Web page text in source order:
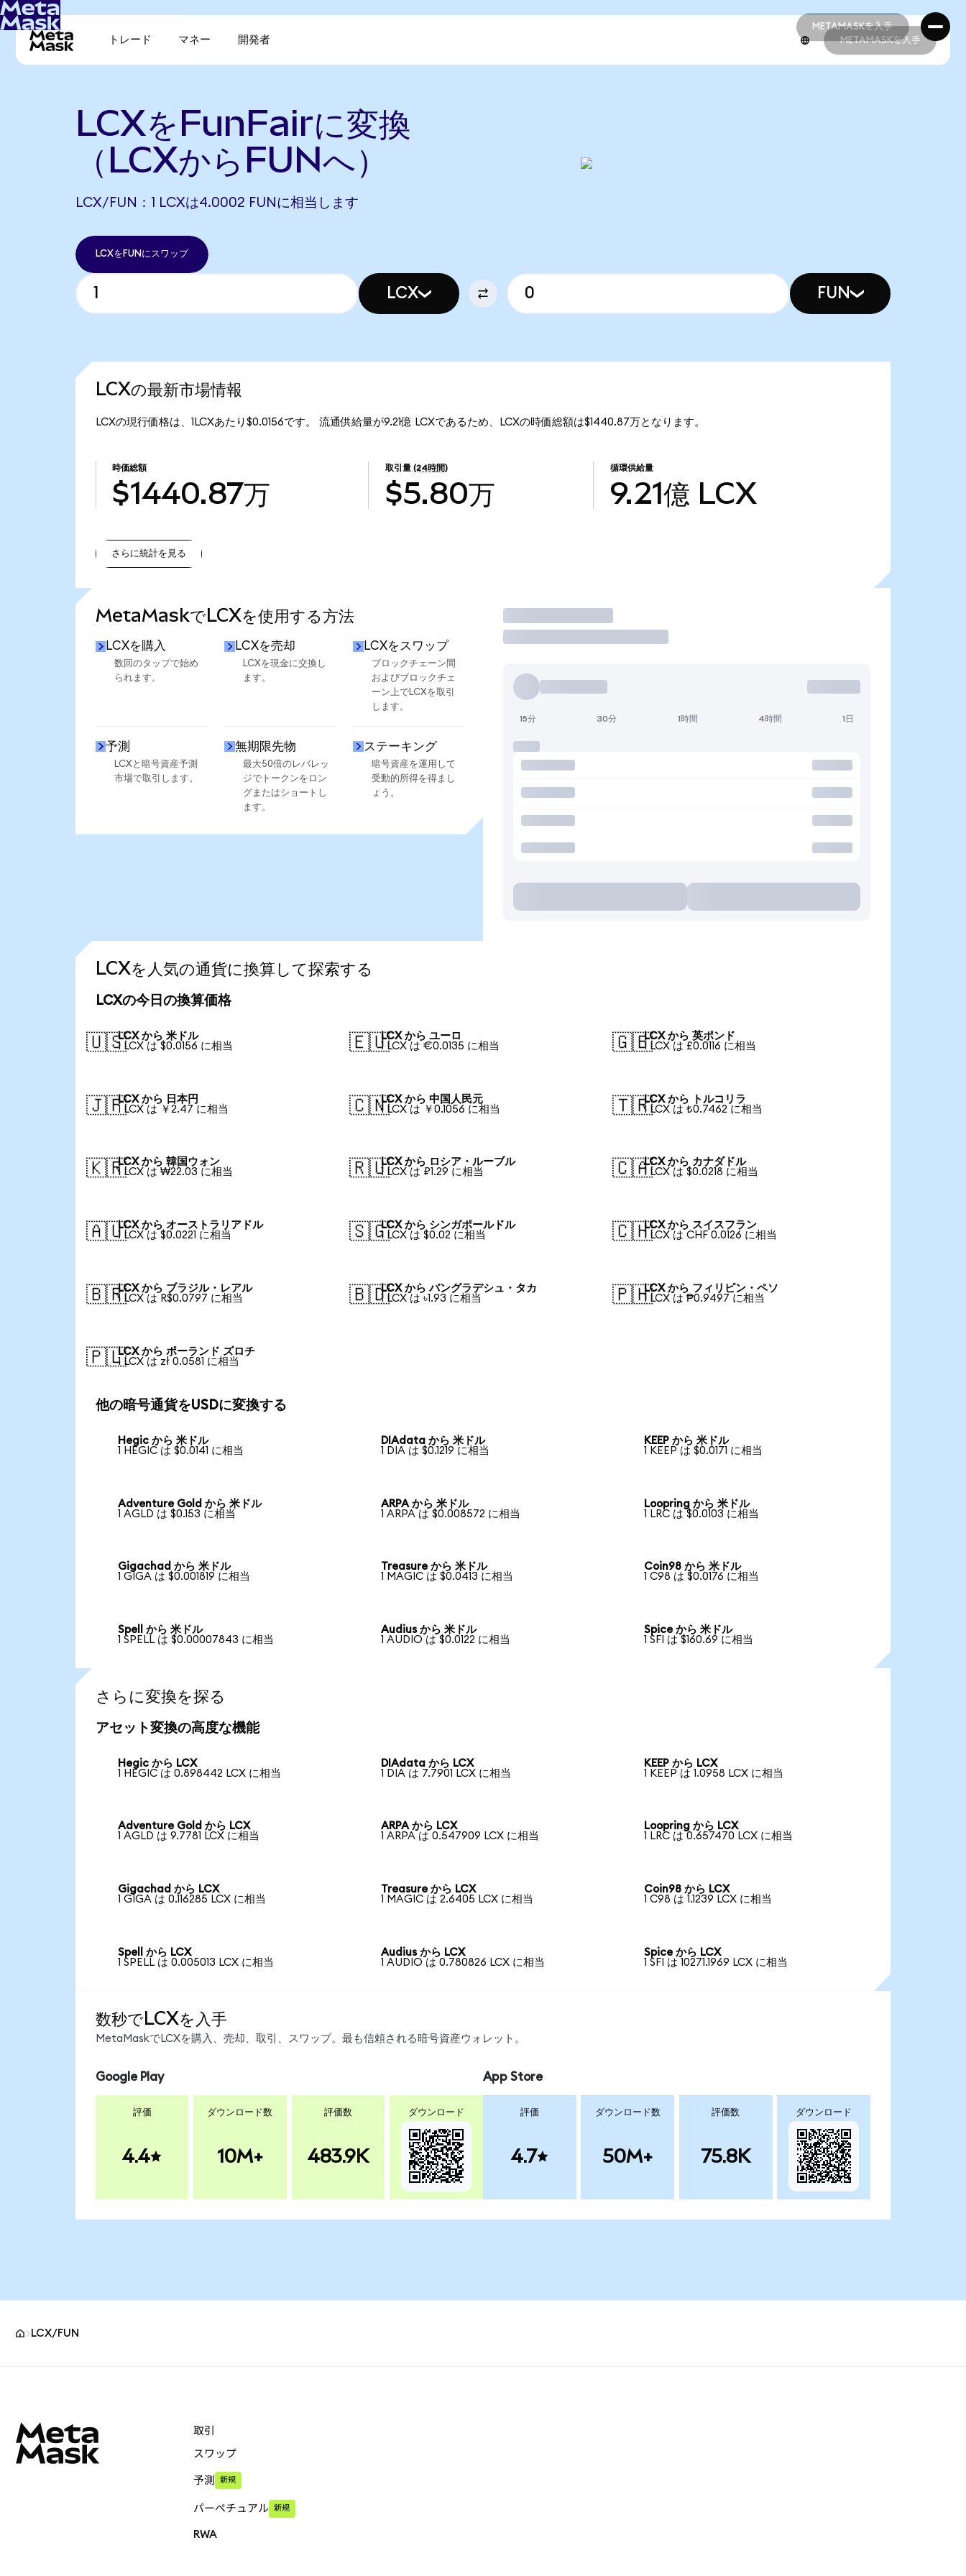
METAMASKを入手
METAMASKを入手
トレード マネー 開発者 METAMASKを入手
LCXをFunFairに変換
（LCXからFUNへ）
LCX/FUN：1 LCXは4.0002 FUNに相当します
LCXをFUNにスワップ
LCX FUN
LCXの最新市場情報
LCXの現行価格は、1LCXあたり$0.0156です。 流通供給量が9.21億 LCXであるため、LCXの時価総額は$1440.87万となります。
時価総額
$1440.87万
取引量 (24時間)
$5.80万
循環供給量
9.21億 LCX
さらに統計を見る
MetaMaskでLCXを使用する方法
LCXを購入
数回のタップで始め
られます。
LCXを売却
LCXを現金に交換し
ます。
LCXをスワップ
ブロックチェーン間
およびブロックチェ
ーン上でLCXを取引
します。
予測
LCXと暗号資産予測
市場で取引します。
無期限先物
最大50倍のレバレッ
ジでトークンをロン
グまたはショートし
ます。
ステーキング
暗号資産を運用して
受動的所得を得まし
ょう。
取引
15分 30分 1時間 4時間 1日
LCXを人気の通貨に換算して探索する
LCXの今日の換算価格
🇺🇸LCX から 米ドル
1 LCX は $0.0156 に相当
🇪🇺LCX から ユーロ
1 LCX は €0.0135 に相当
🇬🇧LCX から 英ポンド
1 LCX は £0.0116 に相当
🇯🇵LCX から 日本円
1 LCX は ￥2.47 に相当
🇨🇳LCX から 中国人民元
1 LCX は ￥0.1056 に相当
🇹🇷LCX から トルコリラ
1 LCX は ₺0.7462 に相当
🇰🇷LCX から 韓国ウォン
1 LCX は ₩22.03 に相当
🇷🇺LCX から ロシア・ルーブル
1 LCX は ₽1.29 に相当
🇨🇦LCX から カナダドル
1 LCX は $0.0218 に相当
🇦🇺LCX から オーストラリアドル
1 LCX は $0.0221 に相当
🇸🇬LCX から シンガポールドル
1 LCX は $0.02 に相当
🇨🇭LCX から スイスフラン
1 LCX は CHF 0.0126 に相当
🇧🇷LCX から ブラジル・レアル
1 LCX は R$0.0797 に相当
🇧🇩LCX から バングラデシュ・タカ
1 LCX は ৳1.93 に相当
🇵🇭LCX から フィリピン・ペソ
1 LCX は ₱0.9497 に相当
🇵🇱LCX から ポーランド ズロチ
1 LCX は zł 0.0581 に相当
他の暗号通貨をUSDに変換する
Hegic から 米ドル
1 HEGIC は $0.0141 に相当
DIAdata から 米ドル
1 DIA は $0.1219 に相当
KEEP から 米ドル
1 KEEP は $0.0171 に相当
Adventure Gold から 米ドル
1 AGLD は $0.153 に相当
ARPA から 米ドル
1 ARPA は $0.008572 に相当
Loopring から 米ドル
1 LRC は $0.0103 に相当
Gigachad から 米ドル
1 GIGA は $0.001819 に相当
Treasure から 米ドル
1 MAGIC は $0.0413 に相当
Coin98 から 米ドル
1 C98 は $0.0176 に相当
Spell から 米ドル
1 SPELL は $0.00007843 に相当
Audius から 米ドル
1 AUDIO は $0.0122 に相当
Spice から 米ドル
1 SFI は $160.69 に相当
さらに変換を探る
アセット変換の高度な機能
Hegic から LCX
1 HEGIC は 0.898442 LCX に相当
DIAdata から LCX
1 DIA は 7.7901 LCX に相当
KEEP から LCX
1 KEEP は 1.0958 LCX に相当
Adventure Gold から LCX
1 AGLD は 9.7781 LCX に相当
ARPA から LCX
1 ARPA は 0.547909 LCX に相当
Loopring から LCX
1 LRC は 0.657470 LCX に相当
Gigachad から LCX
1 GIGA は 0.116285 LCX に相当
Treasure から LCX
1 MAGIC は 2.6405 LCX に相当
Coin98 から LCX
1 C98 は 1.1239 LCX に相当
Spell から LCX
1 SPELL は 0.005013 LCX に相当
Audius から LCX
1 AUDIO は 0.780826 LCX に相当
Spice から LCX
1 SFI は 10271.1969 LCX に相当
数秒でLCXを入手
MetaMaskでLCXを購入、売却、取引、スワップ。最も信頼される暗号資産ウォレット。
Google Play
評価
4.4
ダウンロード数
10M+
評価数
483.9K
ダウンロード
App Store
評価
4.7
ダウンロード数
50M+
評価数
75.8K
ダウンロード
LCX/FUN
取引
スワップ
予測 新規
パーペチュアル 新規
RWA